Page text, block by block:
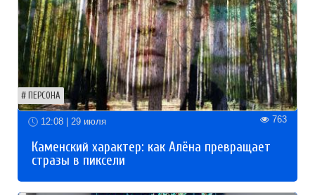
ПЕРСОНА
12:08 | 29 июля 763
Каменский характер: как Алёна превращает
стразы в пиксели